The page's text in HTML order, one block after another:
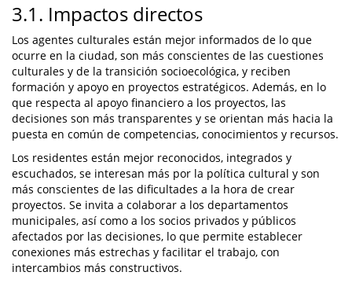
3.1. Impactos directos
Los agentes culturales están mejor informados de lo que
ocurre en la ciudad, son más conscientes de las cuestiones
culturales y de la transición socioecológica, y reciben
formación y apoyo en proyectos estratégicos. Además, en lo
que respecta al apoyo financiero a los proyectos, las
decisiones son más transparentes y se orientan más hacia la
puesta en común de competencias, conocimientos y recursos.
Los residentes están mejor reconocidos, integrados y
escuchados, se interesan más por la política cultural y son
más conscientes de las dificultades a la hora de crear
proyectos. Se invita a colaborar a los departamentos
municipales, así como a los socios privados y públicos
afectados por las decisiones, lo que permite establecer
conexiones más estrechas y facilitar el trabajo, con
intercambios más constructivos.